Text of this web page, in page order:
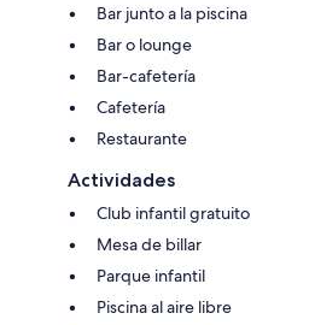
Bar junto a la piscina
Bar o lounge
Bar-cafetería
Cafetería
Restaurante
Actividades
Club infantil gratuito
Mesa de billar
Parque infantil
Piscina al aire libre